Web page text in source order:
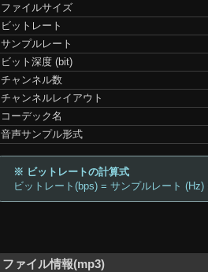
ファイルサイズ
ビットレート
サンプルレート
ビット深度 (bit)
チャンネル数
チャンネルレイアウト
コーデック名
音声サンプル形式
※ ビットレートの計算式
ビットレート(bps) = サンプルレート
ファイル情報(mp3)